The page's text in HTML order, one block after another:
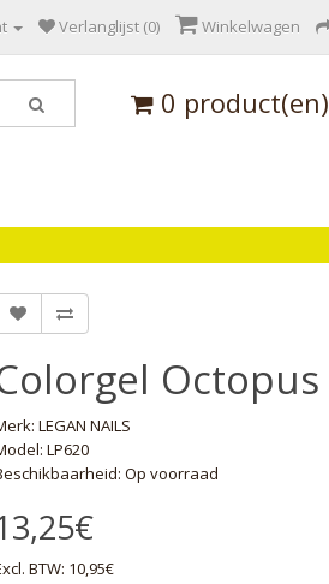
Verlanglijst (0) Winkelwagen
0
Octopus
LEGAN NAILS
LP620
Op voorraad
BTW: 10,95€